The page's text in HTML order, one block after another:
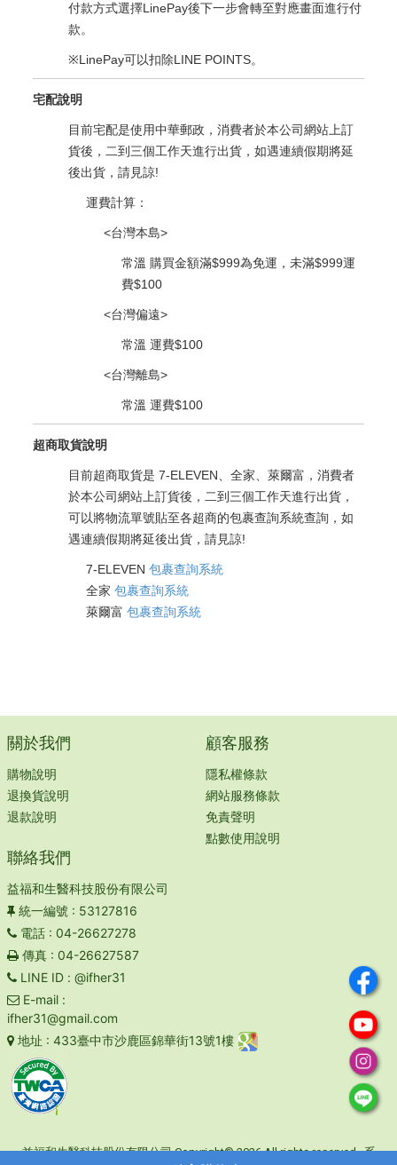
付款方式選擇LinePay後下一步會轉至對應畫面進行付
款。
※LinePay可以扣除LINE POINTS。
宅配說明
目前宅配是使用中華郵政，消費者於本公司網站上訂
貨後，二到三個工作天進行出貨，如遇連續假期將延
後出貨，請見諒!
運費計算：
<台灣本島>
常溫 購買金額滿$999為免運，未滿$999運
費$100
<台灣偏遠>
常溫 運費$100​
<台灣離島>
常溫 運費$100
超商取貨說明
目前超商取貨是 7-ELEVEN、全家、萊爾富，消費者
於本公司網站上訂貨後，二到三個工作天進行出貨，
可以將物流單號貼至各超商的包裹查詢系統查詢，如
遇連續假期將延後出貨，請見諒!
7-ELEVEN 包裹查詢系統
全家 包裹查詢系統
萊爾富 包裹查詢系統
關於我們
購物說明
退換貨說明
退款說明
顧客服務
隱私權條款
網站服務條款
免責聲明
點數使用說明
聯絡我們
益福和生醫科技股份有限公司
統一編號 : 53127816
電話: 04-26627278
傳真: 04-26627587
LINE ID: @ifher31
E-mail:
ifher31@gmail.com
地址 : 433臺中市沙鹿區錦華街13號1樓
益福和生醫科技股份有限公司 Copyright© 2026 All rights reserved. 系